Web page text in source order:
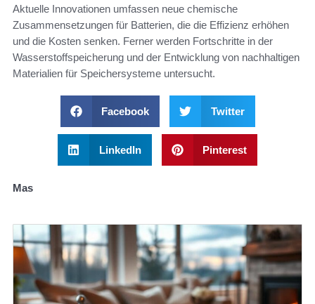
Aktuelle Innovationen umfassen neue chemische
Zusammensetzungen für Batterien, die die Effizienz erhöhen
und die Kosten senken. Ferner werden Fortschritte in der
Wasserstoffspeicherung und der Entwicklung von nachhaltigen
Materialien für Speichersysteme untersucht.
Facebook Twitter
LinkedIn Pinterest
Mas